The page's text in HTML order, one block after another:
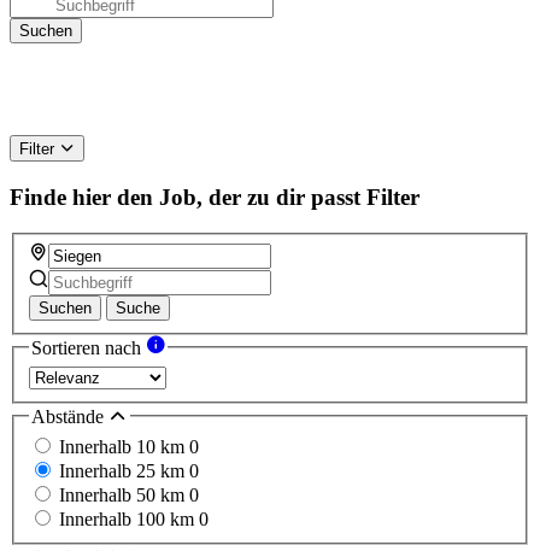
Filter
Finde hier den Job, der zu dir passt Filter
Suchen Suche
Sortieren nach
Abstände
Innerhalb 10 km 0
Innerhalb 25 km 0
Innerhalb 50 km 0
Innerhalb 100 km 0